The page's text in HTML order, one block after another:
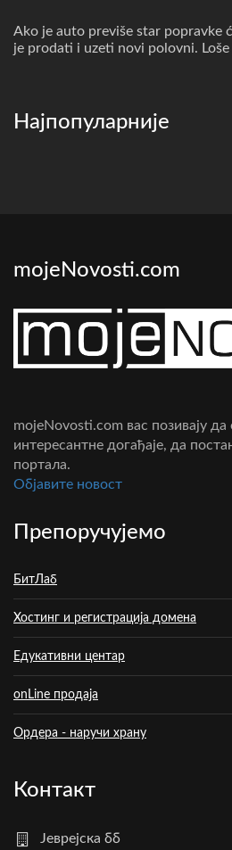
Ako je auto previše star popravke
je prodati i uzeti novi polovni. Loše
Најпопуларније
mojeNovosti.com
mojeNovosti.com вас позивају да
интересантне догађаје, да
портала.
Oбјавите новост
Препоручујемо
БитЛаб
Хостинг и регистрација домена
Едукативни центар
onLine продаја
Ордера - наручи храну
Контакт
Јеврејска бб